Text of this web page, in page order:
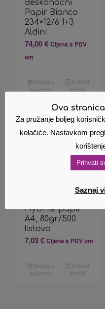
Beskonačni
Papir Bianco
234×12/6 1+3
Aldini
74,00€ Cijena s PDV
om
Hybrite papir
A4, 80gr/500
listova
7,03€ Cijena s PDV om
Ova
Za pružanje boljeg
kolačiće. Nastavkom
Prihvati
Saznaj